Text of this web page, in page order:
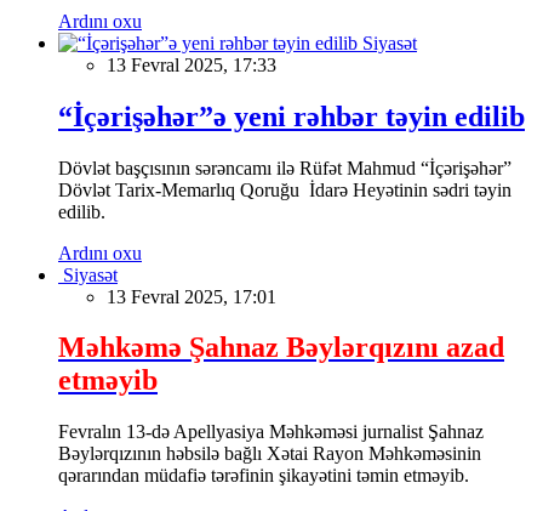
Ardını oxu
Siyasət
13 Fevral 2025, 17:33
“İçərişəhər”ə yeni rəhbər təyin edilib
Dövlət başçısının sərəncamı ilə Rüfət Mahmud “İçərişəhər”
Dövlət Tarix-Memarlıq Qoruğu İdarə Heyətinin sədri təyin
edilib.
Ardını oxu
Siyasət
13 Fevral 2025, 17:01
Məhkəmə Şahnaz Bəylərqızını azad
etməyib
Fevralın 13-də Apellyasiya Məhkəməsi jurnalist Şahnaz
Bəylərqızının həbsilə bağlı Xətai Rayon Məhkəməsinin
qərarından müdafiə tərəfinin şikayətini təmin etməyib.